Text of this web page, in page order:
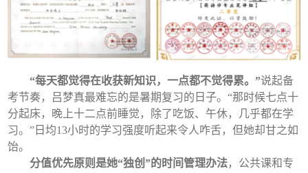
“每天都觉得在收获新知识，一点都不觉得累。”说起备
考节奏，吕梦真最难忘的是暑期复习的日子。“那时候七点十
分起床，晚上十二点前睡觉，除了吃饭、午休，几乎都在学
习。”日均13小时的学习强度听起来令人咋舌，但她却甘之如
饴。
分值优先原则是她“独创”的时间管理办法，公共课和专